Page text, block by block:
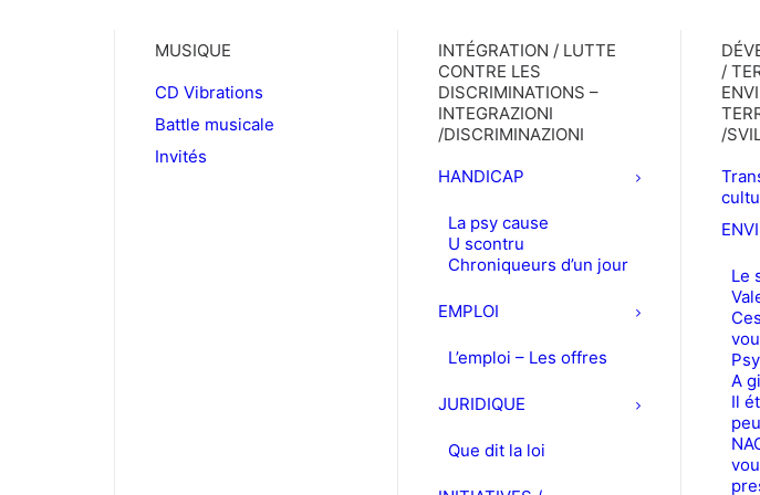
MUSIQUE
CD Vibrations
Battle musicale
Invités
INTÉGRATION / LUTTE
CONTRE LES
DISCRIMINATIONS –
INTEGRAZIONI
/DISCRIMINAZIONI
HANDICAP
La psy cause
U scontru
Chroniqueurs d’un jour
EMPLOI
L’emploi – Les offres
JURIDIQUE
Que dit la loi
/
/
Le
A
Il